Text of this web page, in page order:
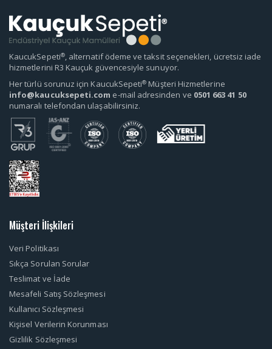
KaucukSepeti®, alternatif ödeme ve taksit seçenekleri, ücretsiz iade
hizmetlerini R3 Kauçuk güvencesiyle sunuyor.
Her türlü sorunuz için KaucukSepeti® Müşteri Hizmetlerine
info@kaucuksepeti.com e-mail adresinden ve 0501 663 41 50
numaralı telefondan ulaşabilirsiniz.
Müşteri İlişkileri
Veri Politikası
Sıkça Sorulan Sorular
Teslimat ve İade
Mesafeli Satış Sözleşmesi
Kullanıcı Sözleşmesi
Kişisel Verilerin Korunması
Gizlilik Sözleşmesi